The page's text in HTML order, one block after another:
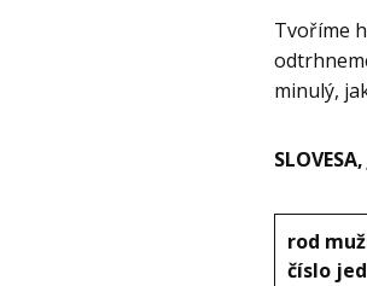
Tvoříme
minulý,
rod
číslo